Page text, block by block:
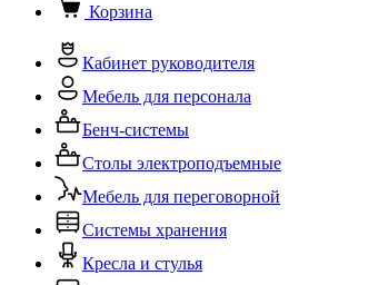
Корзина
Кабинет руководителя
Мебель для персонала
Бенч-системы
Столы электроподъемные
Мебель для переговорной
Системы хранения
Кресла и стулья